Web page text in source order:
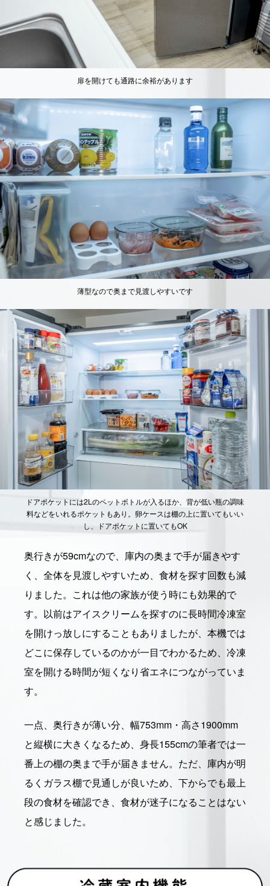
扉を開けても通路に余裕があります
薄型なので奥まで見渡しやすいです
ドアポケットには2Lのペットボトルが入るほか、背が低い瓶の調味
料などをいれるポケットもあり。卵ケースは棚の上に置いてもいい
し、ドアポケットに置いてもOK
奥行きが59cmなので、庫内の奥まで手が届きやす
く、全体を見渡しやすいため、食材を探す回数も減
りました。これは他の家族が使う時にも効果的で
す。以前はアイスクリームを探すのに長時間冷凍室
を開けっ放しにすることもありましたが、本機では
どこに保存しているのかが一目でわかるため、冷凍
室を開ける時間が短くなり省エネにつながっていま
す。
一点、奥行きが薄い分、幅753mm・高さ1900mm
と縦横に大きくなるため、身長155cmの筆者では一
番上の棚の奥まで手が届きません。ただ、庫内が明
るくガラス棚で見通しが良いため、下からでも最上
段の食材を確認でき、食材が迷子になることはない
と感じました。